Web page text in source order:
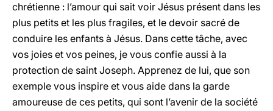
chrétienne : l’amour qui sait voir Jésus présent dans les
plus petits et les plus fragiles, et le devoir sacré de
conduire les enfants à Jésus. Dans cette tâche, avec
vos joies et vos peines, je vous confie aussi à la
protection de saint Joseph. Apprenez de lui, que son
exemple vous inspire et vous aide dans la garde
amoureuse de ces petits, qui sont l’avenir de la société